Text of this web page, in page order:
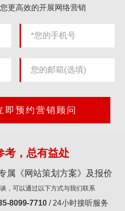
更高效的开展网络营销
考，总有益处
属《网站策划方案》及报价
，可以通过以下方式与我们联系
8099-7710/ 24小时接听服务